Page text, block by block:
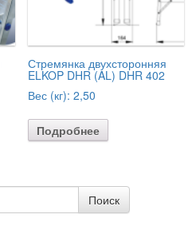
Стремянка двухсторонняя
ELKOP DHR (AL) DHR 402
Вес (кг): 2,50
Подробнее
Поиск